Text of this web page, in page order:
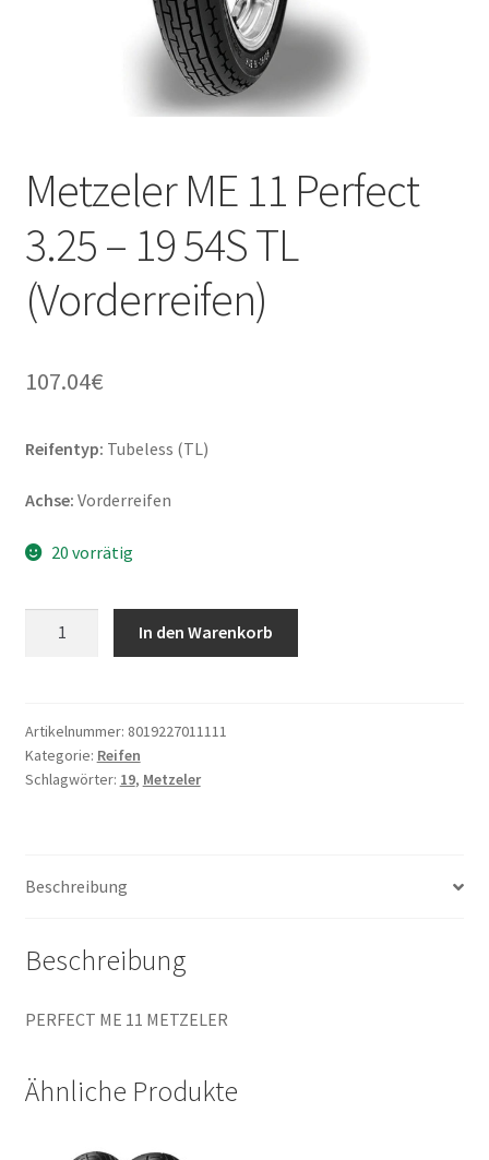
Metzeler ME 11 Perfect
3.25 – 19 54S TL
(Vorderreifen)
107.04€
Reifentyp: Tubeless (TL)
Achse: Vorderreifen
20 vorrätig
3.25
-
19
Menge
In den Warenkorb
Artikelnummer: 8019227011111
Kategorie: Reifen
Schlagwörter: 19, Metzeler
Beschreibung
Beschreibung
PERFECT ME 11 METZELER
Ähnliche Produkte